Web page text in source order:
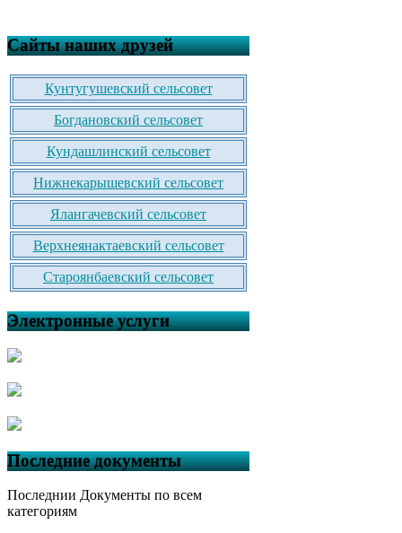
Сайты наших друзей
Кунтугушевский сельсовет
Богдановский сельсовет
Кундашлинский сельсовет
Нижнекарышевский сельсовет
Ялангачевский сельсовет
Верхнеянактаевский сельсовет
Староянбаевский сельсовет
Электронные услуги
Последние документы
Последнии Документы по всем
категориям